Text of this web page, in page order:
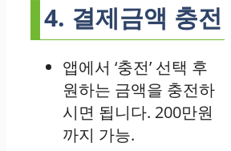
4. 결제금액 충전
앱에서 ‘충전’ 선택 후
원하는 금액을 충전하
시면 됩니다. 200만원
까지 가능.